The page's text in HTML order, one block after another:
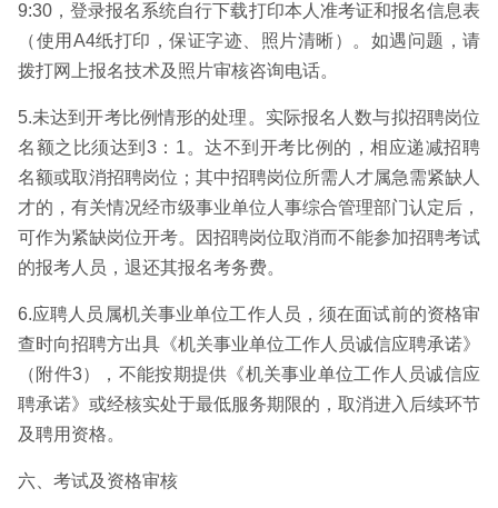
9:30，登录报名系统自行下载打印本人准考证和报名信息表
（使用A4纸打印，保证字迹、照片清晰）。如遇问题，请
拨打网上报名技术及照片审核咨询电话。
5.未达到开考比例情形的处理。实际报名人数与拟招聘岗位
名额之比须达到3：1。达不到开考比例的，相应递减招聘
名额或取消招聘岗位；其中招聘岗位所需人才属急需紧缺人
才的，有关情况经市级事业单位人事综合管理部门认定后，
可作为紧缺岗位开考。因招聘岗位取消而不能参加招聘考试
的报考人员，退还其报名考务费。
6.应聘人员属机关事业单位工作人员，须在面试前的资格审
查时向招聘方出具《机关事业单位工作人员诚信应聘承诺》
（附件3），不能按期提供《机关事业单位工作人员诚信应
聘承诺》或经核实处于最低服务期限的，取消进入后续环节
及聘用资格。
六、考试及资格审核